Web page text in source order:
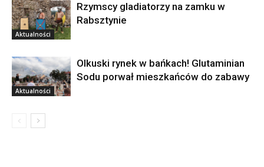
Aktualności
Rzymscy gladiatorzy na zamku w
Rabsztynie
Aktualności
Olkuski rynek w bańkach! Glutaminian
Sodu porwał mieszkańców do zabawy